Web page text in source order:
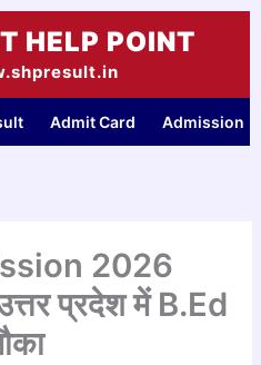
HELP POINT
Admit Card Admission
2026
प्रदेश में B.Ed